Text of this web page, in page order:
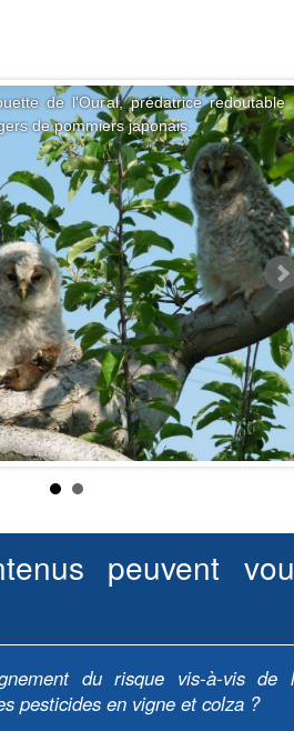
de l'Oural, prédatrice redoutable
de pommiers japonais.
peuvent
du risque vis-à-vis de
pesticides en vigne et colza ?